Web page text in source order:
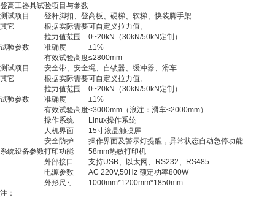
登高工器具试验项目与参数
测试项目
登杆脚扣、登高板、硬梯、软梯、快装脚手架
其它
根据实际需要可自定义拉力值。
试验参数
拉力值范围
0~20kN（30kN/50kN定制）
准确度
±1%
有效试验高度≤2800mm
测试项目
安全带、安全绳、自锁器、缓冲器、滑车
其它
根据实际需要可自定义拉力值。
试验参数
拉力值范围
0~20kN（30kN/50kN定制）
准确度
±1%
有效试验高度≤3000mm（浪注：滑车≤2000mm）
系统设备参数
操作系统
Linux操作系统
人机界面
15寸液晶触摸屏
安全防护
操作界面及警示灯提醒，异常状态自动急停功能
打印功能
58mm热敏打印机
外部接口
支持USB、以太网、RS232、RS485
电源参数
AC 220V,50Hz 额定功率800W
外形尺寸
1000mm*1200mm*1850mm
注：